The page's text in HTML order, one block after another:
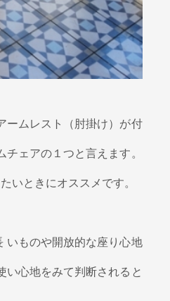
ームレスト（肘掛け）が付
ェアの１つと言えます。
いときにオススメです。
いものや開放的な座り心地
心地をみて判断されると